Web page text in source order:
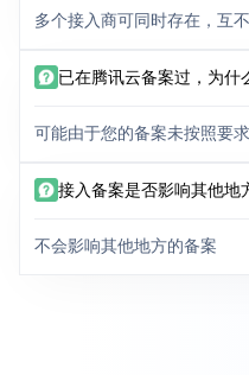
多个接入商可同时存在，互
已在腾讯云备案过，为什
可能由于您的备案未按照要
接入备案是否影响其他地
不会影响其他地方的备案